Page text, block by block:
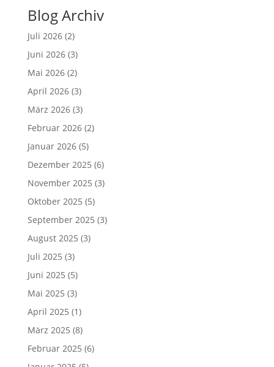
Blog Archiv
Juli 2026(2)
Juni 2026(3)
Mai 2026(2)
April 2026(3)
März 2026(3)
Februar 2026(2)
Januar 2026(5)
Dezember 2025 (6)
November 2025 (3)
Oktober 2025 (5)
September 2025 (3)
August 2025 (3)
Juli 2025 (3)
Juni 2025 (5)
Mai 2025 (3)
April 2025 (1)
März 2025 (8)
Februar 2025 (6)